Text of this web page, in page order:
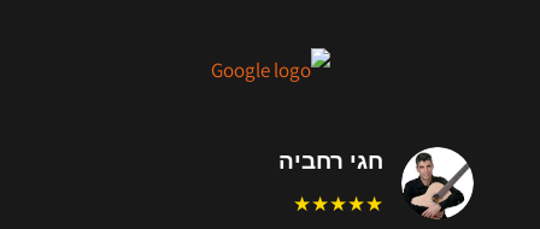
חגי רחביה
★★★★★